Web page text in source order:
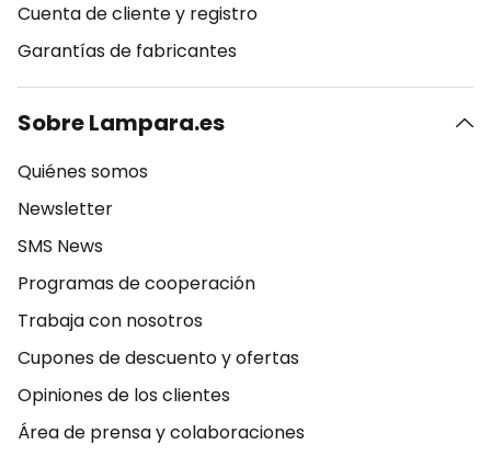
Cuenta de cliente y registro
Garantías de fabricantes
Sobre Lampara.es
Quiénes somos
Newsletter
SMS News
Programas de cooperación
Trabaja con nosotros
Cupones de descuento y ofertas
Opiniones de los clientes
Área de prensa y colaboraciones